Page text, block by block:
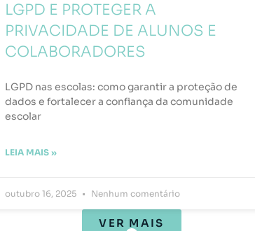
LGPD E PROTEGER A
PRIVACIDADE DE ALUNOS E
COLABORADORES
LGPD nas escolas: como garantir a proteção de
dados e fortalecer a confiança da comunidade
escolar
LEIA MAIS »
outubro 16, 2025 Nenhum comentário
VER MAIS